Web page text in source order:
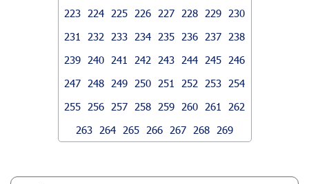
223
224 225 226 227 228 229
230
231
232 233 234 235 236 237
238
239
240 241 242 243 244 245
246
247
248 249 250 251 252 253
254
255
256 257 258 259 260 261
262
263
264 265 266 267 268 269